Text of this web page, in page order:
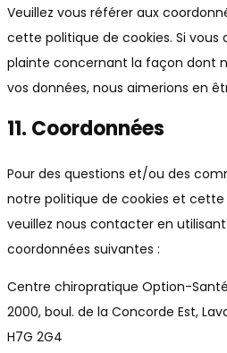
Veuillez vous référer aux
cette politique de cookies. Si vous
plainte concernant la façon dont
vos données, nous aimerions en
11. Coordonnées
Pour des questions et/ou des
notre politique de cookies et
veuillez nous contacter en utilisant
coordonnées suivantes :
Centre chiropratique Option-Santé
2000, boul. de la Concorde Est,
H7G 2G4